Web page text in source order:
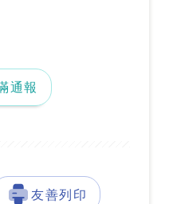
圖『另開新視窗』
通報
友善列印